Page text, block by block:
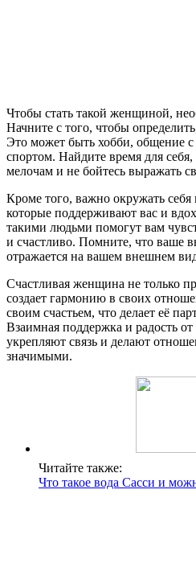
Чтобы стать такой женщиной,
Начните с того, чтобы
Это может быть хобби, общение с
спортом. Найдите время для себя,
мелочам и не бойтесь выражать
Кроме того, важно окружать
которые поддерживают вас и
такими людьми помогут вам
и счастливо. Помните, что ваше
отражается на вашем внешнем
Счастливая женщина не только
создает гармонию в своих
своим счастьем, что делает её
Взаимная поддержка и радость
укрепляют связь и делают
значимыми.
Читайте также:
Что такое вода Сасси и